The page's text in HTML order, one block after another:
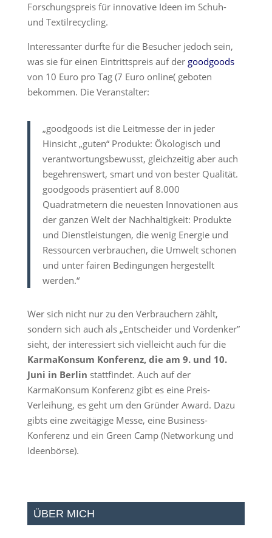
Forschungspreis für innovative Ideen im Schuh-
und Textilrecycling.
Interessanter dürfte für die Besucher jedoch sein,
was sie für einen Eintrittspreis auf der goodgoods
von 10 Euro pro Tag (7 Euro online( geboten
bekommen. Die Veranstalter:
„goodgoods ist die Leitmesse der in jeder
Hinsicht „guten“ Produkte: Ökologisch und
verantwortungsbewusst, gleichzeitig aber auch
begehrenswert, smart und von bester Qualität.
goodgoods präsentiert auf 8.000
Quadratmetern die neuesten Innovationen aus
der ganzen Welt der Nachhaltigkeit: Produkte
und Dienstleistungen, die wenig Energie und
Ressourcen verbrauchen, die Umwelt schonen
und unter fairen Bedingungen hergestellt
werden.“
Wer sich nicht nur zu den Verbrauchern zählt,
sondern sich auch als „Entscheider und Vordenker”
sieht, der interessiert sich vielleicht auch für die
KarmaKonsum Konferenz, die am 9. und 10.
Juni in Berlin stattfindet. Auch auf der
KarmaKonsum Konferenz gibt es eine Preis-
Verleihung, es geht um den Gründer Award. Dazu
gibts eine zweitägige Messe, eine Business-
Konferenz und ein Green Camp (Networkung und
Ideenbörse).
ÜBER MICH